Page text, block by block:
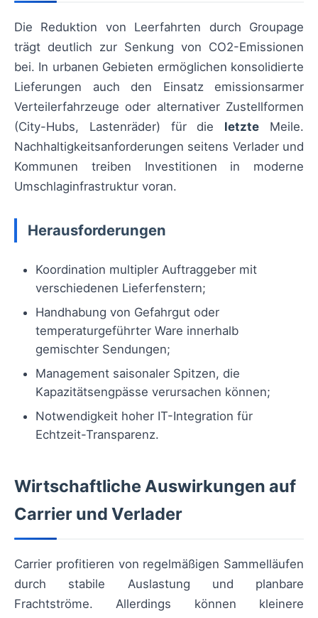
Die Reduktion von Leerfahrten durch Groupage
trägt deutlich zur Senkung von CO2-Emissionen
bei. In urbanen Gebieten ermöglichen konsolidierte
Lieferungen auch den Einsatz emissionsarmer
Verteilerfahrzeuge oder alternativer Zustellformen
(City-Hubs, Lastenräder) für die letzte Meile.
Nachhaltigkeitsanforderungen seitens Verlader und
Kommunen treiben Investitionen in moderne
Umschlaginfrastruktur voran.
Herausforderungen
Koordination multipler Auftraggeber mit
verschiedenen Lieferfenstern;
Handhabung von Gefahrgut oder
temperaturgeführter Ware innerhalb
gemischter Sendungen;
Management saisonaler Spitzen, die
Kapazitätsengpässe verursachen können;
Notwendigkeit hoher IT-Integration für
Echtzeit-Transparenz.
Wirtschaftliche Auswirkungen auf
Carrier und Verlader
Carrier profitieren von regelmäßigen Sammelläufen
durch stabile Auslastung und planbare
Frachtströme. Allerdings können kleinere